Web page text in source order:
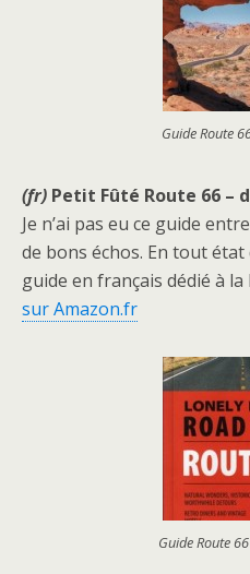
Guide Route
(fr) Petit Fûté Route 66 –
Je n’ai pas eu ce guide
de bons échos. En tout état
guide en français dédié à
sur Amazon.fr
Guide Route